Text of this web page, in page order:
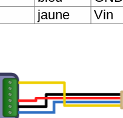
jaune Vin